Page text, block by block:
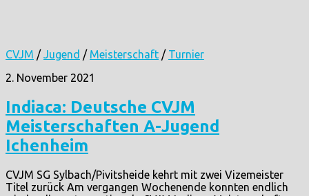
CVJM /Jugend / Meisterschaft / Turnier
2. November 2021
Indiaca: Deutsche CVJM
Meisterschaften A-Jugend
Ichenheim
CVJM SG Sylbach/Pivitsheide kehrt mit zwei Vizemeister
Titel zurück Am vergangen Wochenende konnten endlich